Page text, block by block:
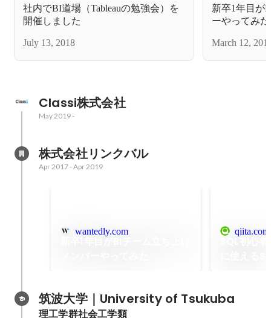
社内でBI道場（Tableauの勉強会）を
開催しました
July 13, 2018
新卒1年目が
ーやってみた
March 12,
Classi株式会社
May 2019-
株式会社リンクバル
Apr 2017-Apr 2019
wantedly.com qiita.com
筑波大学｜University of Tsukuba
理工学群社会工学類